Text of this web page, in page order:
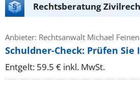
Rechtsberatung
Anbieter: Rechtsanwalt Michael Feinen
Schuldner-Check: Prüfen Sie
Entgelt: 59.5 € inkl. MwSt.